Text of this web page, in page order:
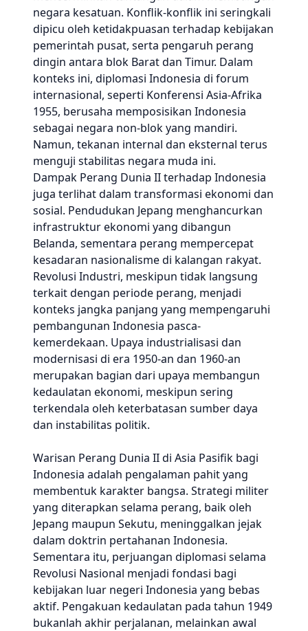
negara kesatuan. Konflik-konflik ini seringkali
dipicu oleh ketidakpuasan terhadap kebijakan
pemerintah pusat, serta pengaruh perang
dingin antara blok Barat dan Timur. Dalam
konteks ini, diplomasi Indonesia di forum
internasional, seperti Konferensi Asia-Afrika
1955, berusaha memposisikan Indonesia
sebagai negara non-blok yang mandiri.
Namun, tekanan internal dan eksternal terus
menguji stabilitas negara muda ini.
Dampak Perang Dunia II terhadap Indonesia
juga terlihat dalam transformasi ekonomi dan
sosial. Pendudukan Jepang menghancurkan
infrastruktur ekonomi yang dibangun
Belanda, sementara perang mempercepat
kesadaran nasionalisme di kalangan rakyat.
Revolusi Industri, meskipun tidak langsung
terkait dengan periode perang, menjadi
konteks jangka panjang yang mempengaruhi
pembangunan Indonesia pasca-
kemerdekaan. Upaya industrialisasi dan
modernisasi di era 1950-an dan 1960-an
merupakan bagian dari upaya membangun
kedaulatan ekonomi, meskipun sering
terkendala oleh keterbatasan sumber daya
dan instabilitas politik.
Warisan Perang Dunia II di Asia Pasifik bagi
Indonesia adalah pengalaman pahit yang
membentuk karakter bangsa. Strategi militer
yang diterapkan selama perang, baik oleh
Jepang maupun Sekutu, meninggalkan jejak
dalam doktrin pertahanan Indonesia.
Sementara itu, perjuangan diplomasi selama
Revolusi Nasional menjadi fondasi bagi
kebijakan luar negeri Indonesia yang bebas
aktif. Pengakuan kedaulatan pada tahun 1949
bukanlah akhir perjalanan, melainkan awal